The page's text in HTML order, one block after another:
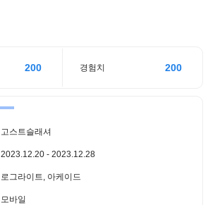
200 경험치 200
고스트슬래셔
2023.12.20 - 2023.12.28
로그라이트, 아케이드
모바일